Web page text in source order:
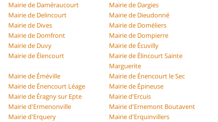
Mairie de Daméraucourt
Mairie de Dargies
Mairie de Delincourt
Mairie de Dieudonné
Mairie de Dives
Mairie de Doméliers
Mairie de Domfront
Mairie de Dompierre
Mairie de Duvy
Mairie de Écuvilly
Mairie de Élencourt
Mairie de Élincourt Sainte
Marguerite
Mairie de Éméville
Mairie de Énencourt le Sec
Mairie de Énencourt Léage
Mairie de Épineuse
Mairie de Éragny sur Epte
Mairie d'Ercuis
Mairie d'Ermenonville
Mairie d'Ernemont Boutavent
Mairie d'Erquery
Mairie d'Erquinvillers